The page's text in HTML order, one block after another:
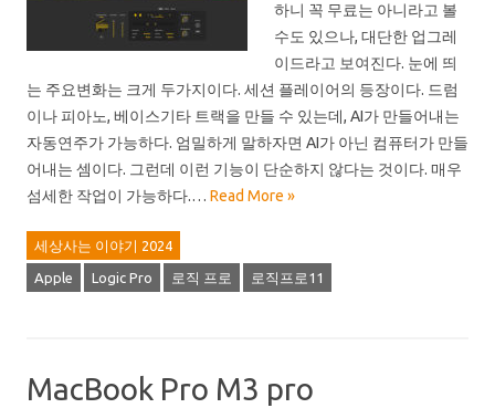
하니 꼭 무료는 아니라고 볼
수도 있으나, 대단한 업그레
이드라고 보여진다. 눈에 띄
는 주요변화는 크게 두가지이다. 세션 플레이어의 등장이다. 드럼
이나 피아노, 베이스기타 트랙을 만들 수 있는데, AI가 만들어내는
자동연주가 가능하다. 엄밀하게 말하자면 AI가 아닌 컴퓨터가 만들
어내는 셈이다. 그런데 이런 기능이 단순하지 않다는 것이다. 매우
섬세한 작업이 가능하다.… Read More »
세상사는 이야기 2024
Apple Logic Pro 로직 프로 로직프로11
MacBook Pro M3 pro